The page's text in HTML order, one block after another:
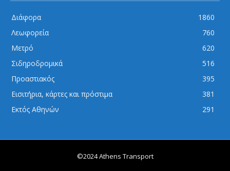
Διάφορα
1860
Λεωφορεία
760
Μετρό
620
Σιδηροδρομικά
516
Προαστιακός
395
Εισιτήρια, κάρτες και πρόστιμα
381
Εκτός Αθηνών
291
©2024 Athens Transport